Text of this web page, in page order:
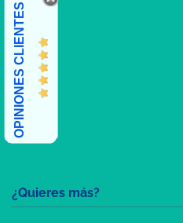
¿Quieres más?
OPINIONES CLIENTES